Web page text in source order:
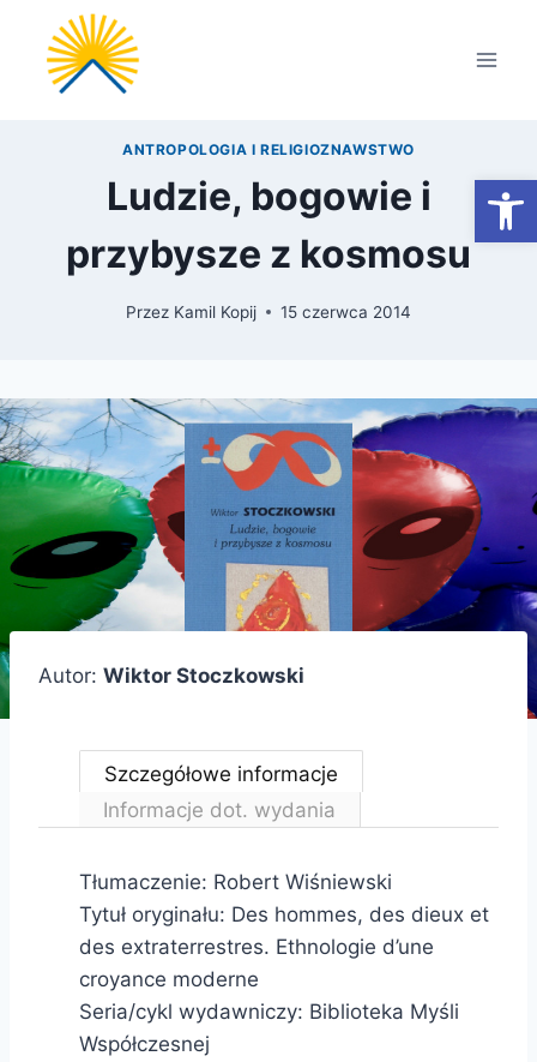
Przejdź
treści
ANTROPOLOGIA I RELIGIOZNAWSTWO
Ludzie, bogowie i
przybysze z kosmosu
Przez Kamil Kopij 15 czerwca 2014
Autor: Wiktor Stoczkowski
Szczegółowe informacje
Informacje dot. wydania
Tłumaczenie: Robert Wiśniewski
Tytuł oryginału: Des hommes, des dieux et
des extraterrestres. Ethnologie d’une
croyance moderne
Seria/cykl wydawniczy: Biblioteka Myśli
Współczesnej